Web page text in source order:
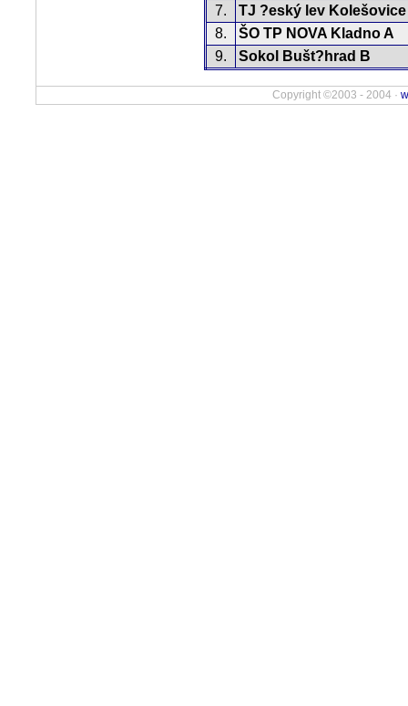
7.
TJ ?eský lev
8.
ŠO TP NOVA Kladno A
9.
Sokol Bušt?hrad B
Copyright ©2003 - 2004 ·